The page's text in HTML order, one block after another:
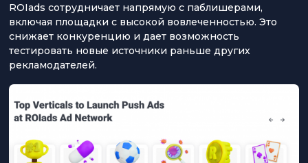
ROIads сотрудничает напрямую с паблишерами,
включая площадки с высокой вовлеченностью. Это
снижает конкуренцию и дает возможность
тестировать новые источники раньше других
рекламодателей.